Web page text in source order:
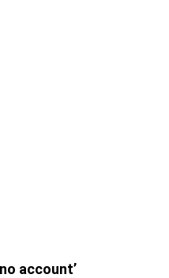
account’